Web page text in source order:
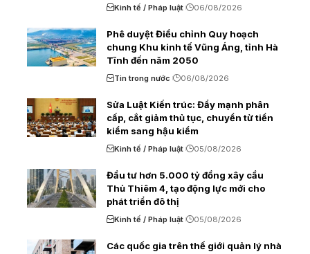
Kinh tế / Pháp luật 06/08/2026
Phê duyệt Điều chỉnh Quy hoạch
chung Khu kinh tế Vũng Áng, tỉnh Hà
Tĩnh đến năm 2050
Tin trong nước 06/08/2026
Sửa Luật Kiến trúc: Đẩy mạnh phân
cấp, cắt giảm thủ tục, chuyển từ tiền
kiểm sang hậu kiểm
Kinh tế / Pháp luật 05/08/2026
Đầu tư hơn 5.000 tỷ đồng xây cầu
Thủ Thiêm 4, tạo động lực mới cho
phát triển đô thị
Kinh tế / Pháp luật 05/08/2026
Các quốc gia trên thế giới quản lý nhà